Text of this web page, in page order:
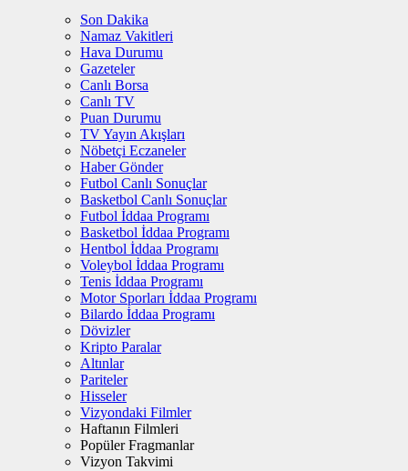
Son Dakika
Namaz Vakitleri
Hava Durumu
Gazeteler
Canlı Borsa
Canlı TV
Puan Durumu
TV Yayın Akışları
Nöbetçi Eczaneler
Haber Gönder
Futbol Canlı Sonuçlar
Basketbol Canlı Sonuçlar
Futbol İddaa Programı
Basketbol İddaa Programı
Hentbol İddaa Programı
Voleybol İddaa Programı
Tenis İddaa Programı
Motor Sporları İddaa Programı
Bilardo İddaa Programı
Dövizler
Kripto Paralar
Altınlar
Pariteler
Hisseler
Vizyondaki Filmler
Haftanın Filmleri
Popüler Fragmanlar
Vizyon Takvimi